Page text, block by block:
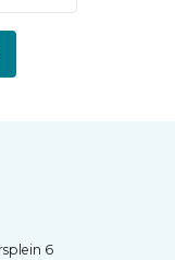
6